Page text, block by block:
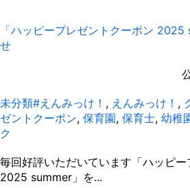
「ハッピープレゼントクーポン
せ
公開
未分類#えんみっけ！ , えんみっけ！ ,
ゼントクーポン, 保育園, 保育士, 幼稚
ク
毎回好評いただいています「ハッピ
2025 summer」を...